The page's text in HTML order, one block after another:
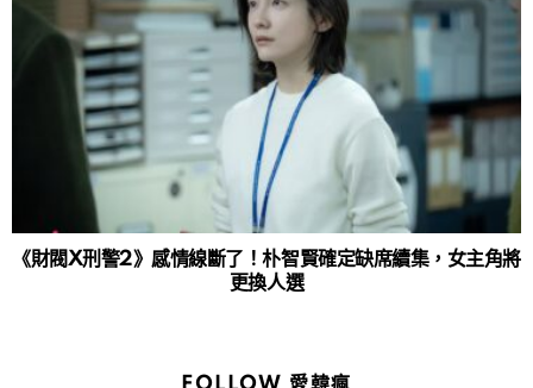
《財閥X刑警2》感情線斷了！朴智賢確定缺席續集，女主角將
更換人選